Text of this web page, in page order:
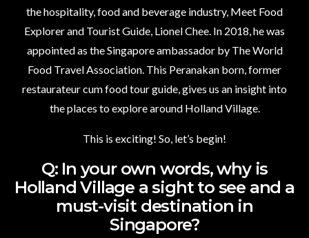
the hospitality, food and beverage industry, Meet Food
Explorer and Tourist Guide, Lionel Chee. In 2018, he was
appointed as the Singapore ambassador by The World
Food Travel Association. This Peranakan born, former
restaurateur cum food tour guide, gives us an insight into
the places to explore around Holland Village.
This is exciting! So, let’s begin!
Q: In your own words, why is
Holland Village a sight to see and a
must-visit destination in
Singapore?